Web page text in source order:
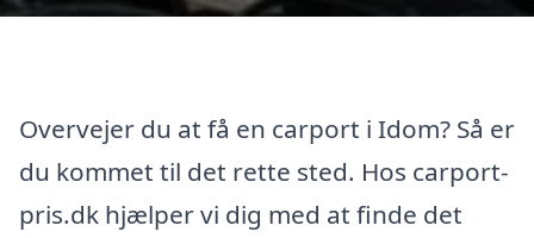
Overvejer du at få en carport i Idom? Så er
du kommet til det rette sted. Hos carport-
pris.dk hjælper vi dig med at finde det